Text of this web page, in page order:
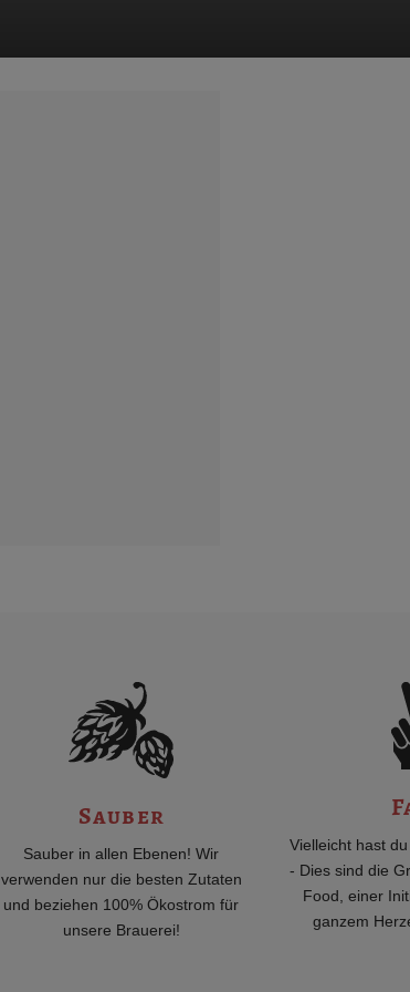
Sauber
Sauber in allen Ebenen! Wir
verwenden nur die besten Zutaten
und beziehen 100% Ökostrom für
unsere Brauerei!
Vielleicht hast
- Dies sind die
Food, einer
ganzem